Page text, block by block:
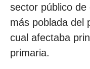
sector público
más poblada del
cual afectaba
primaria.